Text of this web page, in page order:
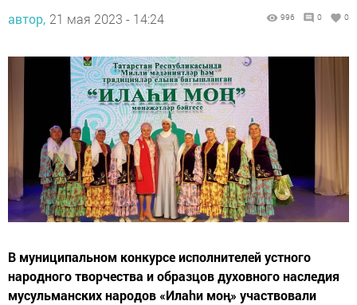
автор, 21 мая 2023 - 14:24 996 0 0
В муниципальном конкурсе исполнителей устного
народного творчества и образцов духовного наследия
мусульманских народов «Илаhи моң» участвовали